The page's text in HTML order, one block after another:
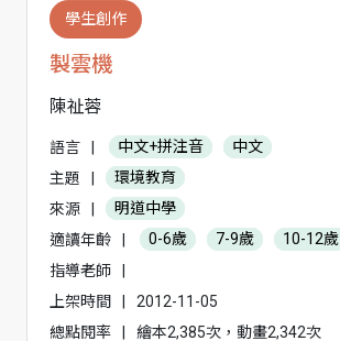
學生創作
製雲機
陳祉蓉
語言 | 中文+拼注音
中文
主題
|
環境教育
來源
|
明道中學
適讀年齡
| 0-6歲 7-9歲
10-12歲
指導老師
|
上架時間
|
2012-11-05
總點閱率
| 繪本2,385次，動畫2,342次